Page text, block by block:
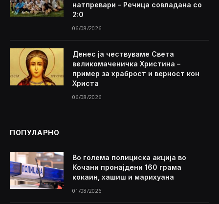
натпревари – Речица совладана со
2:0
06/08/2026
Денес ја чествуваме Света
великомаченичка Христина –
пример за храброст и верност кон
Христа
06/08/2026
ПОПУЛАРНО
Во голема полициска акција во
Кочани пронајдени 160 грама
кокаин, хашиш и марихуана
01/08/2026